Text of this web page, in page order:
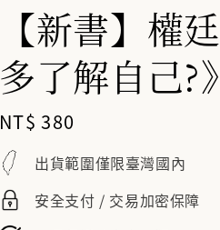
【新書】權
多了解自己?》
Regular
price
NT$ 380
出貨範圍僅限臺灣國內
安全支付 / 交易加密保障